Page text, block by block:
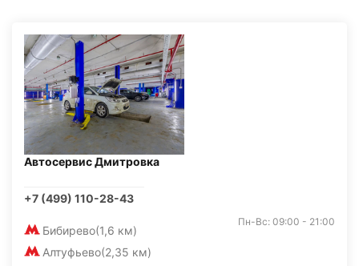
Автосервис Дмитровка
+7 (499) 110-28-43
Бибирево(1,6 км)
Алтуфьево(2,35 км)
Пн-Вс: 09:00 - 21:00